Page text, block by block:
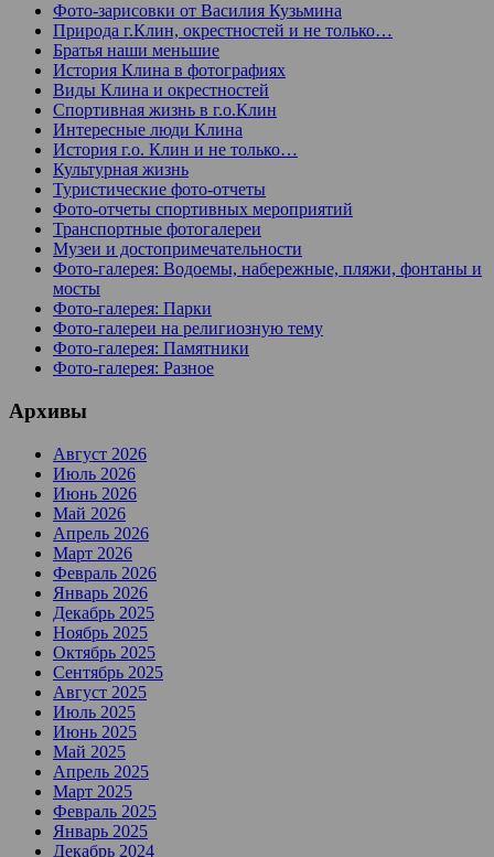
Фото-зарисовки от Василия Кузьмина
Природа г.Клин, окрестностей и не только…
Братья наши меньшие
История Клина в фотографиях
Виды Клина и окрестностей
Спортивная жизнь в г.о.Клин
Интересные люди Клина
История г.о. Клин и не только…
Культурная жизнь
Туристические фото-отчеты
Фото-отчеты спортивных мероприятий
Транспортные фотогалереи
Музеи и достопримечательности
Фото-галерея: Водоемы, набережные, пляжи, фонтаны и
мосты
Фото-галерея: Парки
Фото-галереи на религиозную тему
Фото-галерея: Памятники
Фото-галерея: Разное
Архивы
Август 2026
Июль 2026
Июнь 2026
Май 2026
Апрель 2026
Март 2026
Февраль 2026
Январь 2026
Декабрь 2025
Ноябрь 2025
Октябрь 2025
Сентябрь 2025
Август 2025
Июль 2025
Июнь 2025
Май 2025
Апрель 2025
Март 2025
Февраль 2025
Январь 2025
Декабрь 2024